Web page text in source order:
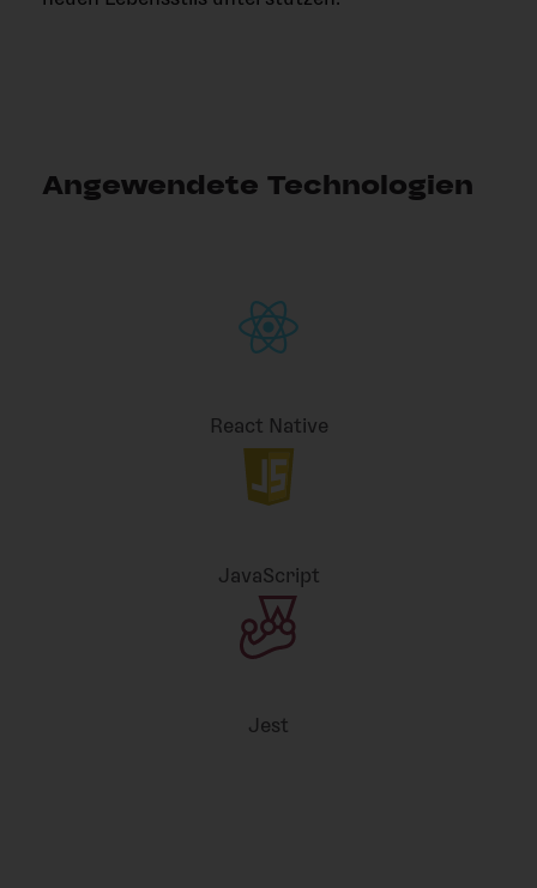
Angewendete Technologien
React Native
JavaScript
Jest